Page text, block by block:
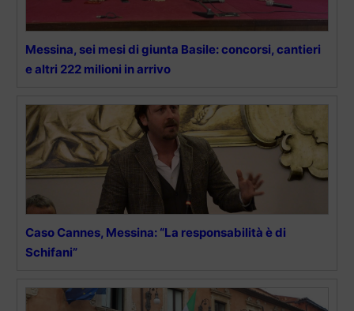
Messina, sei mesi di giunta Basile: concorsi, cantieri
e altri 222 milioni in arrivo
Caso Cannes, Messina: “La responsabilità è di
Schifani”